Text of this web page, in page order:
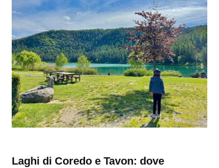
Laghi di Coredo e Tavon: dove